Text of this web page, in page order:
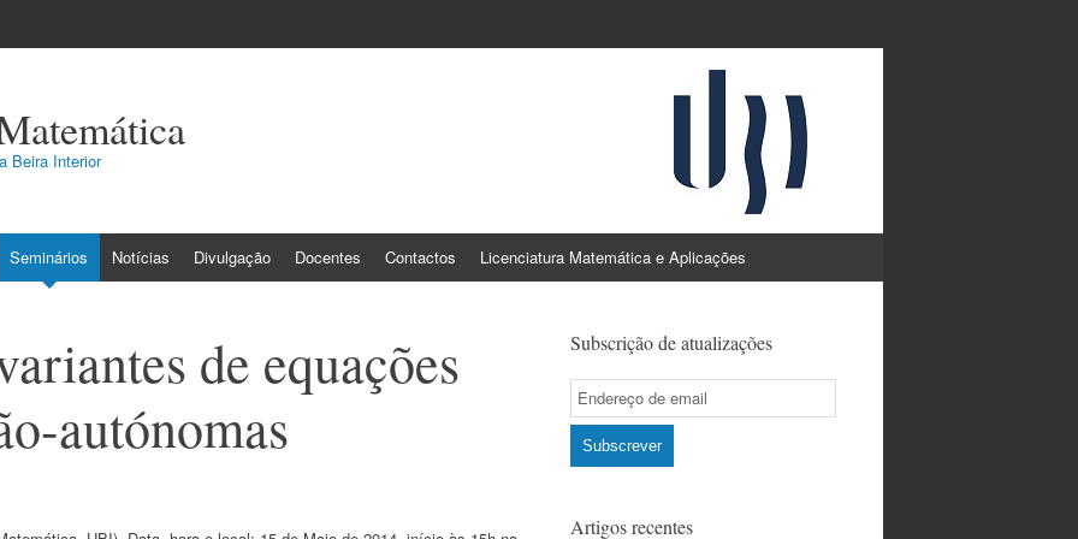
Beira Interior
Seminários Notícias Divulgação Docentes Contactos Licenciatura Matemática e Aplicações
de equações
autónomas
Subscrição de atualizações
Email
Subscription
Subscrever
Artigos recentes